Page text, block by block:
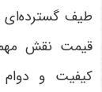
طیف گسترده‌ای
قیمت نقش مهمی
کیفیت و